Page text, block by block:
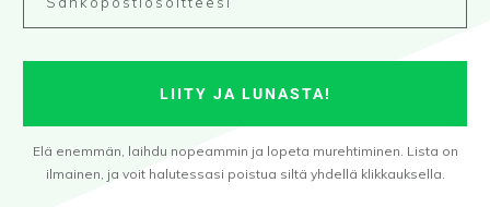
LIITY JA LUNASTA!
Elä enemmän, laihdu nopeammin ja lopeta murehtiminen. Lista on
ilmainen, ja voit halutessasi poistua siltä yhdellä klikkauksella.